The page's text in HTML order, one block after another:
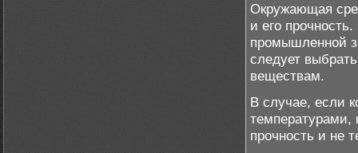
Окружающая
и его
промышленной
следует
веществам.
В случае, если
температурами,
прочность и не